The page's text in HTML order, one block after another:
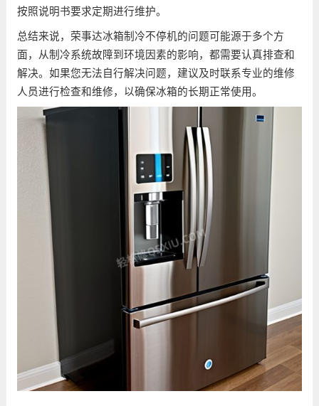
按照说明书要求定期进行维护。
总结来说，荣事达冰箱制冷不停机的问题可能源于多个方
面，从制冷系统故障到环境因素的影响，都需要认真排查和
解决。如果您无法自行解决问题，建议及时联系专业的维修
人员进行检查和维修，以确保冰箱的长期正常使用。